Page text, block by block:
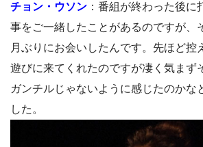
チョン・ウソン ：番組が終わった後に
事をご一緒したことがあるのですが、
月ぶりにお会いしたんです。先ほど控
遊びに来てくれたのですが凄く気まず
ガンチルじゃないように感じたのかな
した。